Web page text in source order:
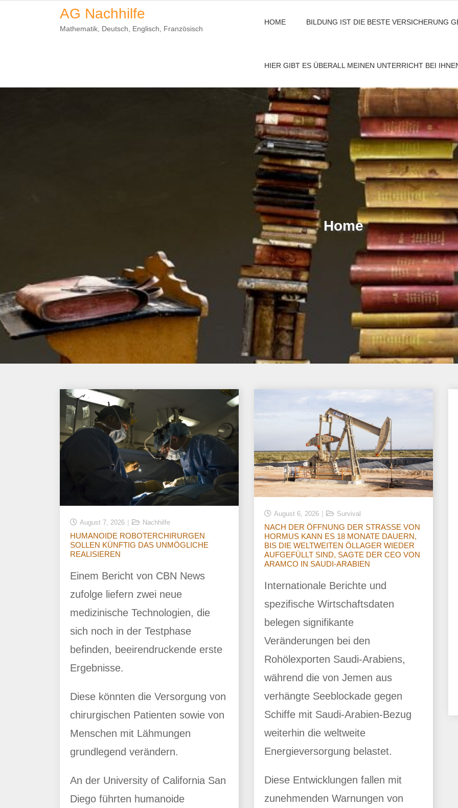
AG Nachhilfe
Mathematik, Deutsch, Englisch, Französisch
HOME BILDUNG IST DIE BESTE VERSICHERUNG
HIER GIBT ES ÜBERALL MEINEN UNTERRICHT BEI
Home
August 7, 2026 Nachhilfe
HUMANOIDE ROBOTERCHIRURGEN
SOLLEN KÜNFTIG DAS UNMÖGLICHE
REALISIEREN
Einem Bericht von CBN News
zufolge liefern zwei neue
medizinische Technologien, die
sich noch in der Testphase
befinden, beeirendruckende erste
Ergebnisse.
Diese könnten die Versorgung von
chirurgischen Patienten sowie von
Menschen mit Lähmungen
grundlegend verändern.
An der University of California San
Diego führten humanoide
August 6, 2026 Survival
NACH DER ÖFFNUNG DER STRASSE VON
HORMUS KANN ES 18 MONATE DAUERN,
BIS DIE WELTWEITEN ÖLLAGER WIEDER
AUFGEFÜLLT SIND, SAGTE DER CEO VON
ARAMCO IN SAUDI-ARABIEN
Internationale Berichte und
spezifische Wirtschaftsdaten
belegen signifikante
Veränderungen bei den
Rohölexporten Saudi-Arabiens,
während die von Jemen aus
verhängte Seeblockade gegen
Schiffe mit Saudi-Arabien-Bezug
weiterhin die weltweite
Energieversorgung belastet.
Diese Entwicklungen fallen mit
zunehmenden Warnungen von